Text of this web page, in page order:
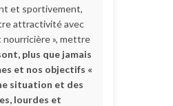
et sportivement,
attractivité avec
», mettre
plus que jamais
et nos objectifs «
situation et des
lourdes et